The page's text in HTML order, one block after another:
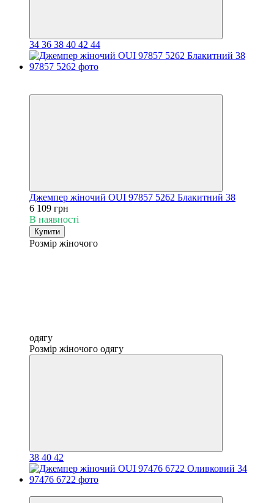
34 36 38 40 42 44
Джемпер жіночий OUI 97857 5262 Блакитний 38
6 109 грн
В наявності
Купити
Розмір жіночого
одягу
Розмір жіночого одягу
38 40 42